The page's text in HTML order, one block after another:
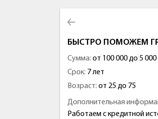
БЫСТРО ПОМОЖЕМ
Сумма: от 100 000 до 5 000
Срок: 7 лет
Возраст: от 25 до 75
Дополнительная
Работаем с кредитной